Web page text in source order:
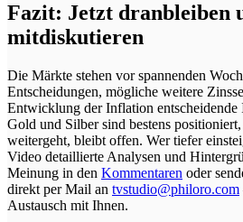
Fazit: Jetzt dranbleiben
mitdiskutieren
Die Märkte stehen vor spannenden
Entscheidungen, mögliche weitere
Entwicklung der Inflation entscheidende
Gold und Silber sind bestens
weitergeht, bleibt offen. Wer tiefer
Video detaillierte Analysen und
Meinung in den Kommentaren oder
direkt per Mail an tvstudio@philoro.com
Austausch mit Ihnen.